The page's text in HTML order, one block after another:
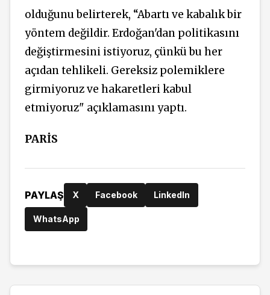
olduğunu belirterek, “Abartı ve kabalık bir
yöntem değildir. Erdoğan'dan politikasını
değiştirmesini istiyoruz, çünkü bu her
açıdan tehlikeli. Gereksiz polemiklere
girmiyoruz ve hakaretleri kabul
etmiyoruz" açıklamasını yaptı.
PARİS
PAYLAŞ X Facebook LinkedIn
WhatsApp